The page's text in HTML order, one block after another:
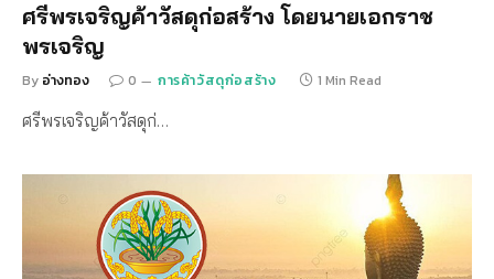
ศรีพรเจริญค้าวัสดุก่อสร้าง โดยนายเอกราช
พรเจริญ
By อ่างทอง 0 การค้าวัสดุก่อสร้าง 1 Min Read
ศรีพรเจริญค้าวัสดุก่…